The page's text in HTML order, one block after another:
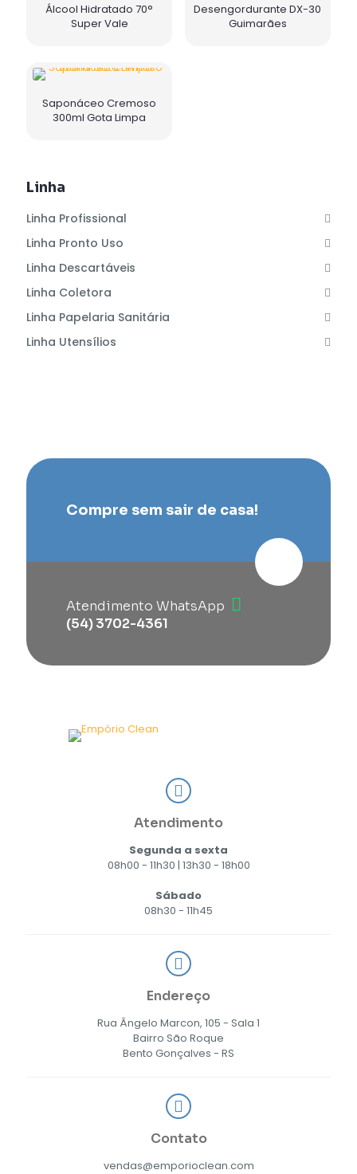
Álcool Hidratado 70°
Super Vale
Desengordurante DX-30
Guimarães
Saponáceo Cremoso
300ml Gota Limpa
Linha
Linha Profissional
Linha Pronto Uso
Linha Descartáveis
Linha Coletora
Linha Papelaria Sanitária
Linha Utensílios
Compre sem sair de casa!
Atendimento WhatsApp
(54) 3702-4361
Atendimento
Segunda a sexta
08h00 - 11h30 | 13h30 - 18h00
Sábado
08h30 - 11h45
Endereço
Rua Ângelo Marcon, 105 - Sala 1
Bairro São Roque
Bento Gonçalves - RS
Contato
vendas@emporioclean.com